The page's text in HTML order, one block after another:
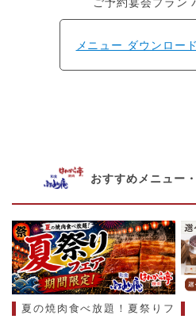
メニュー ダウンロー
おすすめメニュー
夏の焼肉食べ放題！夏祭りフ